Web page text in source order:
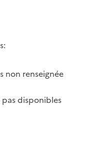
non renseignée
disponibles